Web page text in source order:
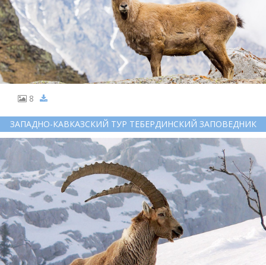
8
ЗАПАДНО-КАВКАЗСКИЙ ТУР ТЕБЕРДИНСКИЙ ЗАПОВЕДНИК